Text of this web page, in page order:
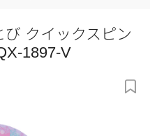
び クイックスピン
1897-V